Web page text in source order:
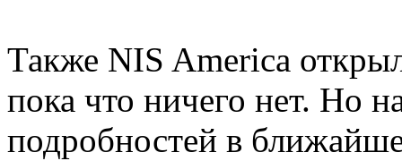
Также NIS America
пока что ничего нет. Но
подробностей в